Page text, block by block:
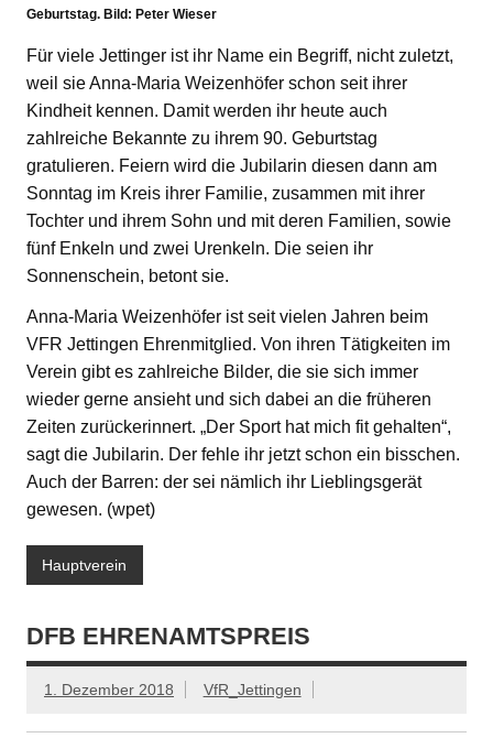
Geburtstag. Bild: Peter Wieser
Für viele Jettinger ist ihr Name ein Begriff, nicht zuletzt,
weil sie Anna-Maria Weizenhöfer schon seit ihrer
Kindheit kennen. Damit werden ihr heute auch
zahlreiche Bekannte zu ihrem 90. Geburtstag
gratulieren. Feiern wird die Jubilarin diesen dann am
Sonntag im Kreis ihrer Familie, zusammen mit ihrer
Tochter und ihrem Sohn und mit deren Familien, sowie
fünf Enkeln und zwei Urenkeln. Die seien ihr
Sonnenschein, betont sie.
Anna-Maria Weizenhöfer ist seit vielen Jahren beim
VFR Jettingen Ehrenmitglied. Von ihren Tätigkeiten im
Verein gibt es zahlreiche Bilder, die sie sich immer
wieder gerne ansieht und sich dabei an die früheren
Zeiten zurückerinnert. „Der Sport hat mich fit gehalten“,
sagt die Jubilarin. Der fehle ihr jetzt schon ein bisschen.
Auch der Barren: der sei nämlich ihr Lieblingsgerät
gewesen. (wpet)
Hauptverein
DFB EHRENAMTSPREIS
1. Dezember 2018 VfR_Jettingen